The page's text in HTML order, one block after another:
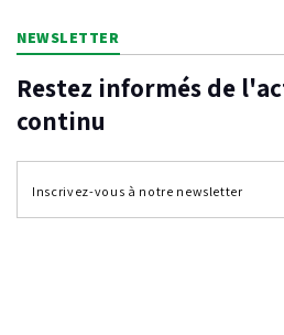
NEWSLETTER
Restez informés de
continu